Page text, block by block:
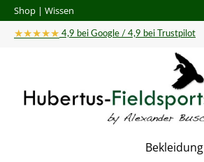
Hauptinhalt springen
Zur Suche springen
Zur Hauptnavigation springen
Shop | Wissen
★★★★★ 4,9 bei Google / 4,9 bei Trustpilot
Bekleidung